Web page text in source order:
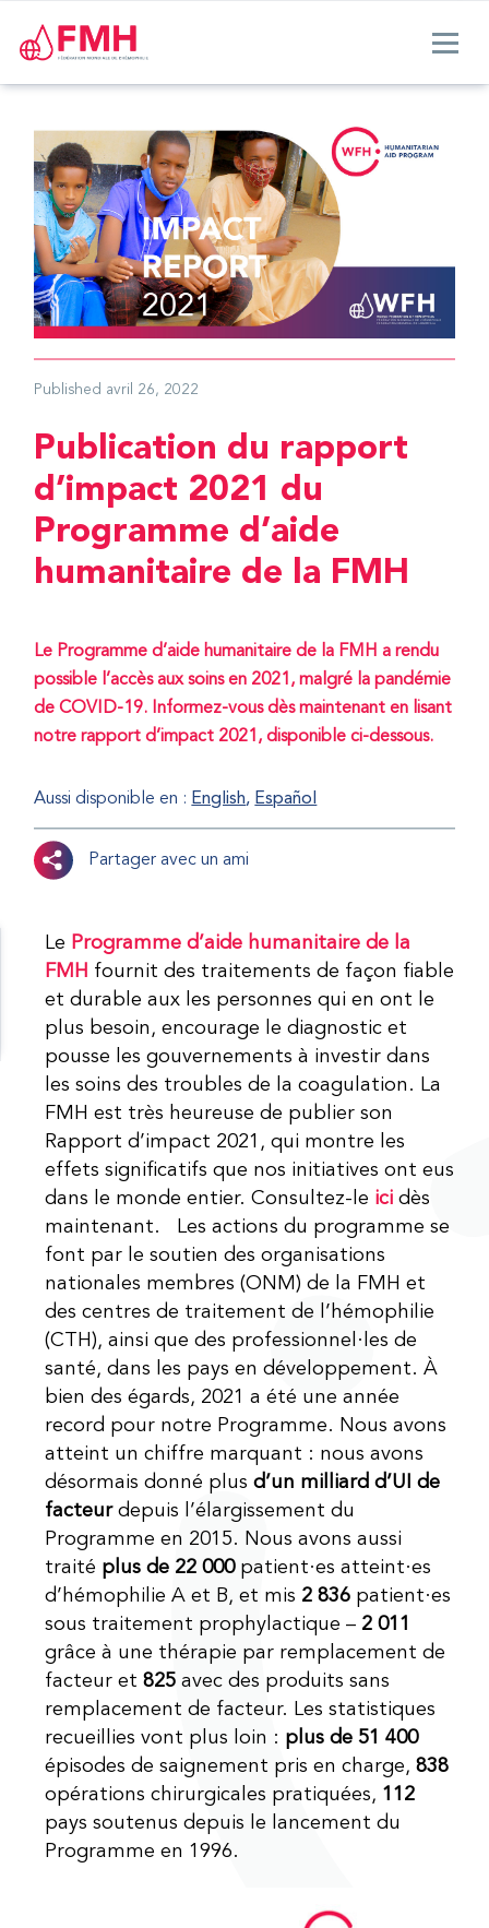
Published avril 26, 2022
Publication du rapport
d’impact 2021 du
Programme d’aide
humanitaire de la FMH
Le Programme d’aide humanitaire de la FMH a rendu
possible l’accès aux soins en 2021, malgré la pandémie
de COVID-19. Informez-vous dès maintenant en lisant
notre rapport d’impact 2021, disponible ci-dessous.
Aussi disponible en : English Español
Partager avec un ami
Le Programme d’aide humanitaire de la
FMH fournit des traitements de façon fiable
et durable aux les personnes qui en ont le
plus besoin, encourage le diagnostic et
pousse les gouvernements à investir dans
les soins des troubles de la coagulation. La
FMH est très heureuse de publier son
Rapport d’impact 2021, qui montre les
effets significatifs que nos initiatives ont eus
dans le monde entier. Consultez-le ici dès
maintenant. Les actions du programme se
font par le soutien des organisations
nationales membres (ONM) de la FMH et
des centres de traitement de l’hémophilie
(CTH), ainsi que des professionnel·les de
santé, dans les pays en développement. À
bien des égards, 2021 a été une année
record pour notre Programme. Nous avons
atteint un chiffre marquant : nous avons
désormais donné plusd’un milliard d’UI de
facteurdepuis l’élargissement du
Programme en 2015. Nous avons aussi
traité plus de 22 000patient·es atteint·es
d’hémophilie A et B, et mis 2 836 patient·es
sous traitement prophylactique – 2 011
grâce à une thérapie par remplacement de
facteur et825 avec des produits sans
remplacement de facteur. Les statistiques
recueillies vont plus loin : plus de 51 400
épisodes de saignement pris en charge,838
opérations chirurgicales pratiquées, 112
pays soutenus depuis le lancement du
Programme en 1996.